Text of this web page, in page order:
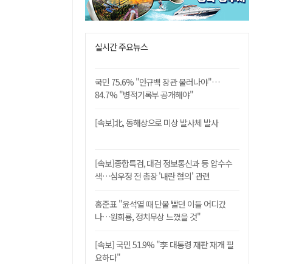
실시간 주요뉴스
국민 75.6% "안규백 장관 물러나야"…
84.7% "병적기록부 공개해야"
[속보]北, 동해상으로 미상 발사체 발사
[속보]종합특검, 대검 정보통신과 등 압수수
색…심우정 전 총장 '내란 혐의' 관련
홍준표 "윤석열 때 단물 빨던 이들 어디갔
나…원희룡, 정치무상 느꼈을 것"
[속보] 국민 51.9% "李 대통령 재판 재개 필
요하다"